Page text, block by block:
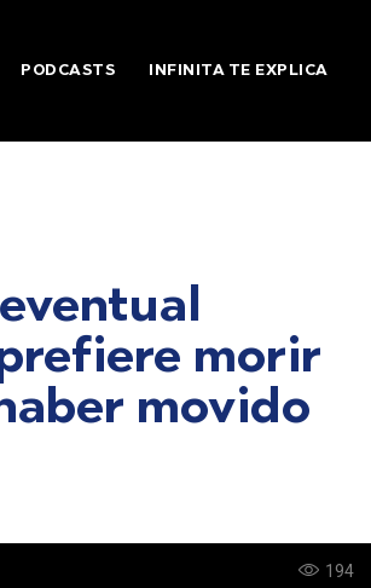
PODCASTS INFINITA TE EXPLICA
morir
movido